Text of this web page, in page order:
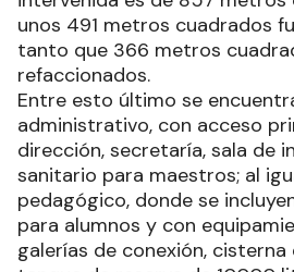
unos 491 metros cuadrados
tanto que 366 metros
refaccionados.
Entre esto último se
administrativo, con acceso
dirección, secretaría, sala de
sanitario para maestros; al
pedagógico, donde se
para alumnos y con
galerías de conexión,